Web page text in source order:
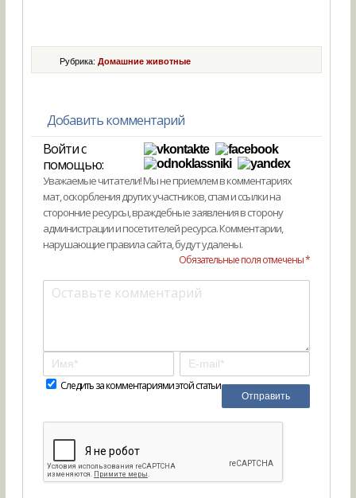
Рубрика:Домашние животные
Добавить комментарий
Войти с
помощью:
Уважаемые читатели! Мы не приемлем в комментариях
мат, оскорбления других участников, спам и ссылки на
сторонние ресурсы, враждебные заявления в сторону
администрации и посетителей ресурса. Комментарии,
нарушающие правила сайта, будут удалены.
Обязательные поля отмечены *
Следить за комментариями этой статьи